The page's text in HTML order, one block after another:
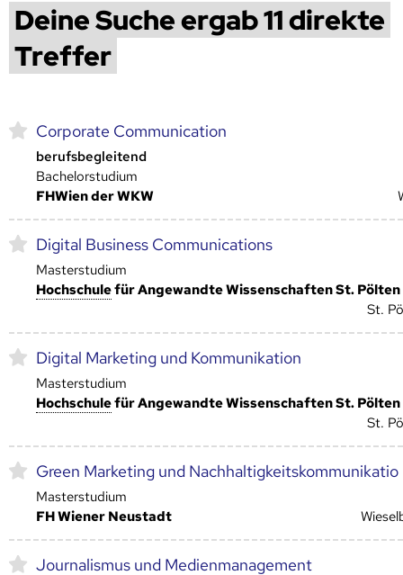
Deine Suche ergab 11 direkte
Treffer
Corporate Communication
berufsbegleitend
Bachelorstudium
FHWien der WKW
Digital Business Communications
Masterstudium
Hoch­schulefür Angewandte Wissenschaften St. Pölten
St.
Digital Marketing und Kommunikation
Masterstudium
Hoch­schulefür Angewandte Wissenschaften St. Pölten
St.
Green Marketing und Nachhaltigkeitskommunikatio
Masterstudium
FH Wiener Neustadt
Journalismus und Medienmanagement